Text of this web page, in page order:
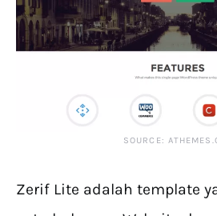
SOURCE:
Zerif Lite adalah template